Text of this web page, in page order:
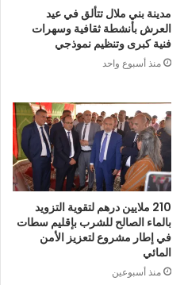
مدينة بني ملال تتألق في عيد
العرش بأنشطة ثقافية وسهرات
فنية كبرى وتنظيم نموذجي
منذ أسبوع واحد
210 ملايين درهم لتقوية التزويد
بالماء الصالح للشرب بإقليم سطات
في إطار مشروع لتعزيز الأمن
المائي
منذ أسبوعين